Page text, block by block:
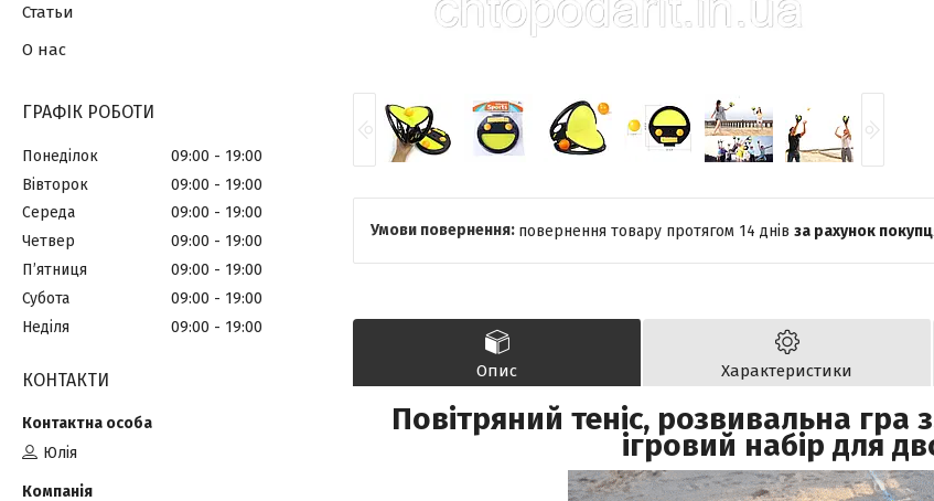
повернення товару протягом 14 днів за рахунок
Опис Характеристики
Повітряний теніс, розвивальна гра
ігровий набір для
Статьи
О нас
ГРАФІК РОБОТИ
Понеділок 09:00
19:00
Вівторок
09:00
19:00
Середа
09:00
19:00
Четвер
09:00
19:00
Пʼятниця
09:00
19:00
Субота
09:00
19:00
Неділя
09:00 19:00
КОНТАКТИ
Юлія